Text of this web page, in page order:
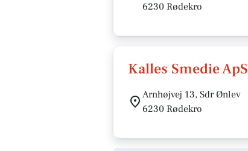
6230 Rødekro
Kalles Smedie ApS
Arnhøjvej 13, Sdr Ønlev
6230 Rødekro